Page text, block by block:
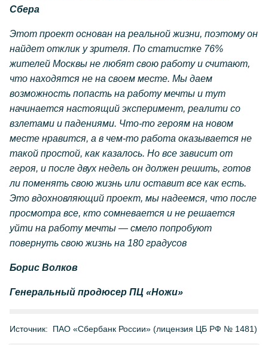
Сбера
Этот проект основан на реальной жизни, поэтому он
найдет отклик у зрителя. По статистке 76%
жителей Москвы не любят свою работу и считают,
что находятся не на своем месте. Мы даем
возможность попасть на работу мечты и тут
начинается настоящий эксперимент, реалити со
взлетами и падениями. Что-то героям на новом
месте нравится, а в чем-то работа оказывается не
такой простой, как казалось. Но все зависит от
героя, и после двух недель он должен решить, готов
ли поменять свою жизнь или оставит все как есть.
Это вдохновляющий проект, мы надеемся, что после
просмотра все, кто сомневается и не решается
уйти на работу мечты — смело попробуют
повернуть свою жизнь на 180 градусов
Борис Волков
Генеральный продюсер ПЦ «Ножи»
Источник: ПАО «Сбербанк России» (лицензия ЦБ РФ № 1481)